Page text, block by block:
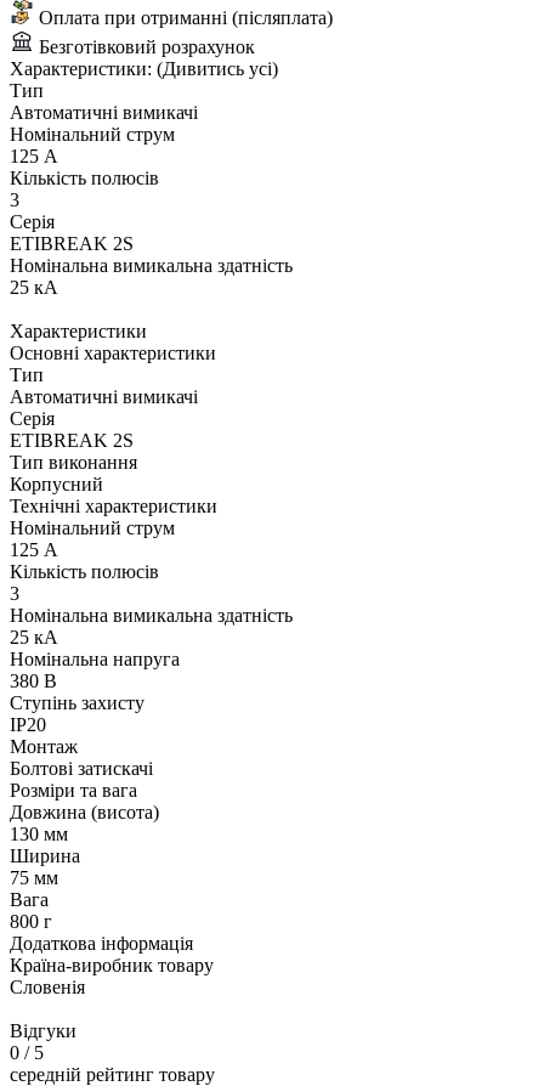
Оплата при отриманні (післяплата)
Безготівковий розрахунок
Характеристики: (Дивитись усі)
Тип
Автоматичні вимикачі
Номінальний струм
125 А
Кількість полюсів
3
Серія
ETIBREAK 2S
Номінальна вимикальна здатність
25 кА
Характеристики
Основні характеристики
Тип
Автоматичні вимикачі
Серія
ETIBREAK 2S
Тип виконання
Корпусний
Технічні характеристики
Номінальний струм
125 А
Кількість полюсів
3
Номінальна вимикальна здатність
25 кА
Номінальна напруга
380 В
Ступінь захисту
IP20
Монтаж
Болтові затискачі
Розміри та вага
Довжина (висота)
130 мм
Ширина
75 мм
Вага
800 г
Додаткова інформація
Країна-виробник товару
Словенія
Відгуки
0 / 5
середній рейтинг товару